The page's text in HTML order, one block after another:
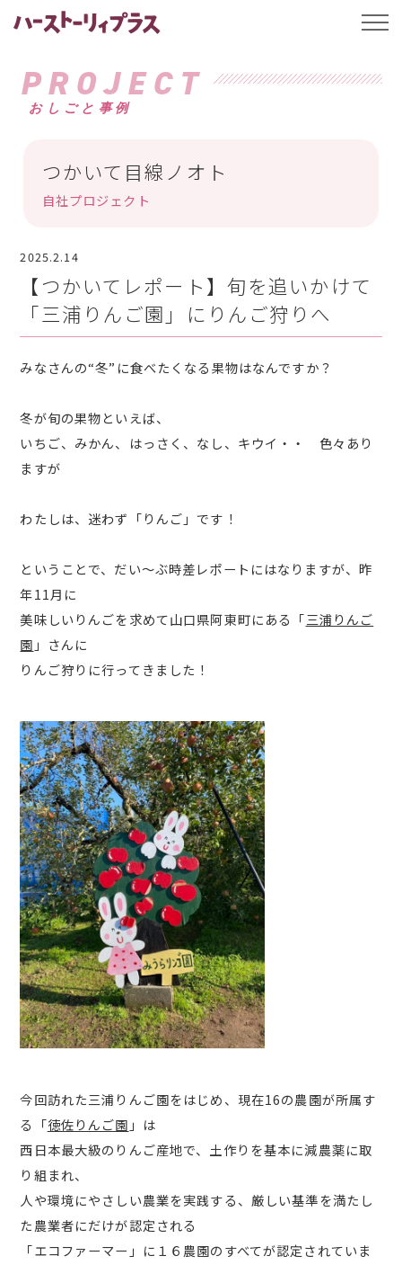
ハーストーリィプ
PROJECT
おしごと事例
つかいて目線ノオト
自社プロジェクト
2025.2.14
【つかいてレポート】旬を追いかけて
「三浦りんご園」にりんご狩りへ
みなさんの“冬”に食べたくなる果物はなんですか？
冬が旬の果物といえば、
いちご、みかん、はっさく、なし、キウイ・・ 色々あり
ますが
わたしは、迷わず「りんご」です！
ということで、だい～ぶ時差レポートにはなりますが、昨
年11月に
美味しいりんごを求めて山口県阿東町にある「三浦りんご
園 」さんに
りんご狩りに行ってきました！
今回訪れた三浦りんご園をはじめ、現在16の農園が所属す
る「徳佐りんご園 」は
西日本最大級のりんご産地で、土作りを基本に減農薬に取
り組まれ、
人や環境にやさしい農業を実践する、厳しい基準を満たし
た農業者にだけが認定される
「エコファーマー」に１６農園のすべてが認定されていま
t
l